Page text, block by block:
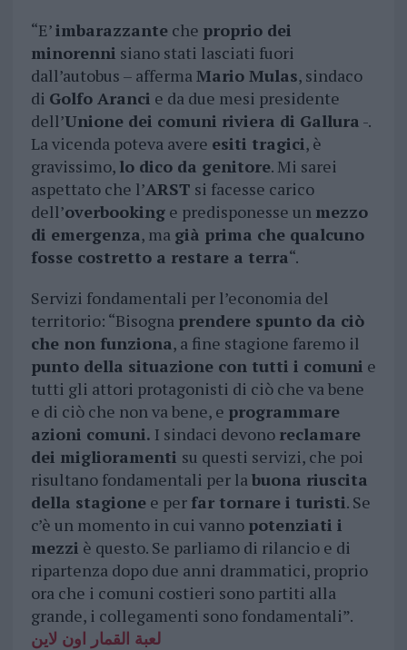
“E’imbarazzanteche proprio dei
minorenni siano stati lasciati fuori
dall’autobus – afferma Mario Mulas, sindaco
di Golfo Aranci e da due mesi presidente
dell’Unione dei comuni riviera di Gallura -.
La vicenda poteva avere esiti tragici, è
gravissimo, lo dico da genitore. Mi sarei
aspettato che l’ARST si facesse carico
dell’overbookinge predisponesse un mezzo
di emergenza, ma già prima che qualcuno
fosse costretto a restare a terra“.
Servizi fondamentali per l’economia del
territorio: “Bisogna prendere spunto da ciò
che non funziona, a fine stagione faremo il
punto della situazione con tutti i comuni e
tutti gli attori protagonisti di ciò che va bene
e di ciò che non va bene, e programmare
azioni comuni. I sindaci devono reclamare
dei miglioramenti su questi servizi, che poi
risultano fondamentali per la buona riuscita
della stagionee per far tornare i turisti. Se
c’è un momento in cui vanno potenziati i
mezzi è questo. Se parliamo di rilancio e di
ripartenza dopo due anni drammatici, proprio
ora che i comuni costieri sono partiti alla
grande, i collegamenti sono fondamentali”.
لعبة القمار اون لاين